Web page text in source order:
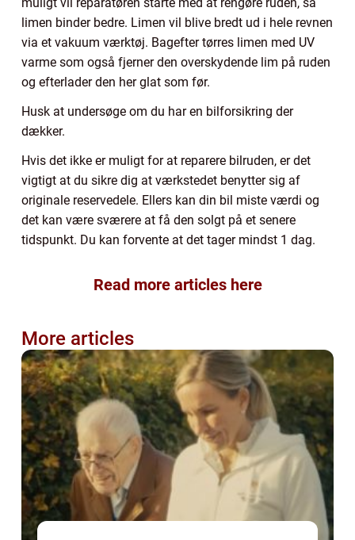
limen binder bedre. Limen vil blive bredt ud i hele revnen
via et vakuum værktøj. Bagefter tørres limen med UV
varme som også fjerner den overskydende lim på ruden
og efterlader den her glat som før.
Husk at undersøge om du har en bilforsikring der
dækker.
Hvis det ikke er muligt for at reparere bilruden, er det
vigtigt at du sikre dig at værkstedet benytter sig af
originale reservedele. Ellers kan din bil miste værdi og
det kan være sværere at få den solgt på et senere
tidspunkt. Du kan forvente at det tager mindst 1 dag.
Read more articles here
More articles